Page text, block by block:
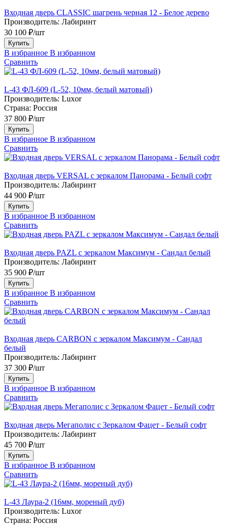
Входная дверь CLASSIC шагрень черная 12 - Белое дерево
Производитель: Лабиринт
30 100 ₽/шт
Купить
В избранное В избранном
Сравнить
L-43 ФЛ-609 (L-52, 10мм, белый матовый)
Производитель: Luxor
Страна: Россия
37 800 ₽/шт
Купить
В избранное В избранном
Сравнить
Входная дверь VERSAL с зеркалом Панорама - Белый софт
Производитель: Лабиринт
44 900 ₽/шт
Купить
В избранное В избранном
Сравнить
Входная дверь PAZL с зеркалом Максимум - Сандал белый
Производитель: Лабиринт
35 900 ₽/шт
Купить
В избранное В избранном
Сравнить
Входная дверь CARBON с зеркалом Максимум - Сандал
белый
Производитель: Лабиринт
37 300 ₽/шт
Купить
В избранное В избранном
Сравнить
Входная дверь Мегаполис с Зеркалом Фацет - Белый софт
Производитель: Лабиринт
45 700 ₽/шт
Купить
В избранное В избранном
Сравнить
L-43 Лаура-2 (16мм, мореный дуб)
Производитель: Luxor
Страна: Россия